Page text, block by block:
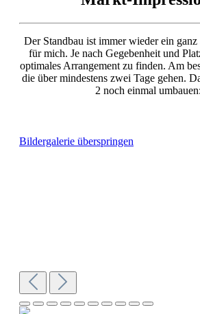
Der Standbau ist immer wieder ein ganz
für mich. Je nach Gegebenheit und
optimales Arrangement zu finden. Am
die über mindestens zwei Tage gehen.
2 noch einmal
Bildergalerie überspringen